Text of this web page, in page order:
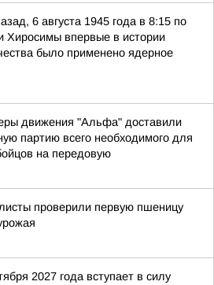
6 августа 1945 года в 8:15 по
Хиросимы впервые в истории
было применено ядерное
движения "Альфа" доставили
партию всего необходимого для
на передовую
проверили первую пшеницу
2027 года вступает в силу